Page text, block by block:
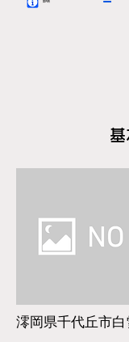
案内所
基
澪岡県千代丘市白